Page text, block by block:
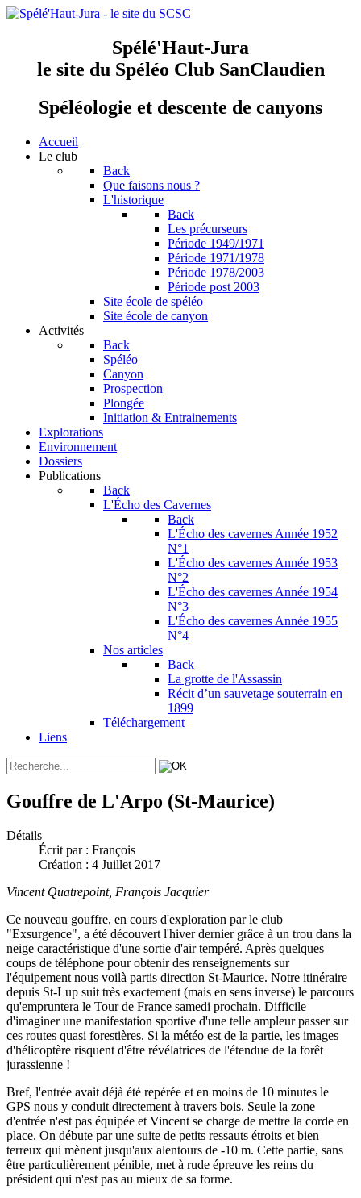
Spélé'Haut-Jura
le site du Spéléo Club SanClaudien
Spéléologie et descente de canyons
Accueil
Le club
Back
Que faisons nous ?
L'historique
Back
Les précurseurs
Période 1949/1971
Période 1971/1978
Période 1978/2003
Période post 2003
Site école de spéléo
Site école de canyon
Activités
Back
Spéléo
Canyon
Prospection
Plongée
Initiation & Entrainements
Explorations
Environnement
Dossiers
Publications
Back
L'Écho des Cavernes
Back
L'Écho des cavernes Année 1952
N°1
L'Écho des cavernes Année 1953
N°2
L'Écho des cavernes Année 1954
N°3
L'Écho des cavernes Année 1955
N°4
Nos articles
Back
La grotte de l'Assassin
Récit d’un sauvetage souterrain en
1899
Téléchargement
Liens
Gouffre de L'Arpo (St-Maurice)
Détails
Écrit par : François
Création : 4 Juillet 2017
Vincent Quatrepoint, François Jacquier
Ce nouveau gouffre, en cours d'exploration par le club
"Exsurgence", a été découvert l'hiver dernier grâce à un trou dans la
neige caractéristique d'une sortie d'air tempéré. Après quelques
coups de téléphone pour obtenir des renseignements sur
l'équipement nous voilà partis direction St-Maurice. Notre itinéraire
depuis St-Lup suit très exactement (mais en sens inverse) le parcours
qu'empruntera le Tour de France samedi prochain. Difficile
d'imaginer une manifestation sportive d'une telle ampleur passer sur
ces routes quasi forestières. Si la météo est de la partie, les images
d'hélicoptère risquent d'être révélatrices de l'étendue de la forêt
jurassienne !
Bref, l'entrée avait déjà été repérée et en moins de 10 minutes le
GPS nous y conduit directement à travers bois. Seule la zone
d'entrée n'est pas équipée et Vincent se charge de mettre la corde en
place. On débute par une suite de petits ressauts étroits et bien
terreux qui mènent jusqu'aux alentours de -10 m. Cette partie, sans
être particulièrement pénible, met à rude épreuve les reins du
président qui n'est pas au mieux de sa forme.